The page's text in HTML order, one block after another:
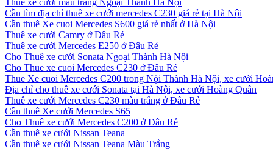
Thuê xe cưới màu trắng Ngoại Thành Hà Nội
Cần tìm địa chỉ thuê xe cưới mercedes C230 giá rẻ tại Hà Nội
Cần thuê Xe cuoi Mercedes S600 giá rẻ nhất ở Hà Nội
Thuê xe cưới Camry ở Đâu Rẻ
Thuê xe cưới Mercedes E250 ở Đâu Rẻ
Cho Thuê xe cưới Sonata Ngoại Thành Hà Nội
Cho Thue xe cuoi Mercedes C230 ở Đâu Rẻ
Thue Xe cuoi Mercedes C200 trong Nội Thành Hà Nội, xe cưới
Địa chỉ cho thuê xe cưới Sonata tại Hà Nội, xe cưới Hoàng Quân
Thuê xe cưới Mercedes C230 màu trắng ở Đâu Rẻ
Cần thuê Xe cưới Mercedes S65
Cho Thuê xe cưới Mercedes C200 ở Đâu Rẻ
Cần thuê xe cưới Nissan Teana
Cần thuê xe cưới Nissan Teana Màu Trắng